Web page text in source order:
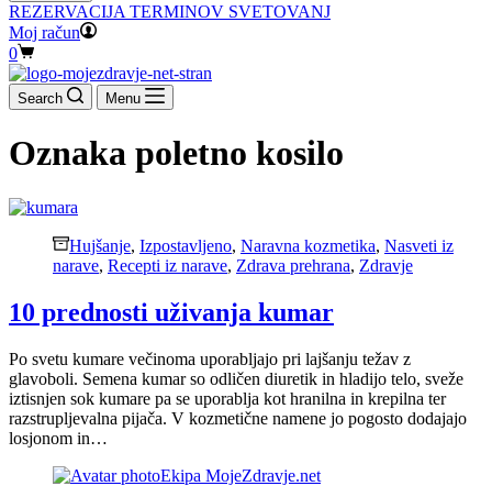
REZERVACIJA TERMINOV SVETOVANJ
Moj račun
Shopping
cart
0
Search Menu
Oznaka poletno kosilo
Hujšanje, Izpostavljeno, Naravna kozmetika, Nasveti iz
narave, Recepti iz narave, Zdrava prehrana, Zdravje
10 prednosti uživanja kumar
Po svetu kumare večinoma uporabljajo pri lajšanju težav z
glavoboli. Semena kumar so odličen diuretik in hladijo telo, sveže
iztisnjen sok kumare pa se uporablja kot hranilna in krepilna ter
razstrupljevalna pijača. V kozmetične namene jo pogosto dodajajo
losjonom in…
Ekipa MojeZdravje.net